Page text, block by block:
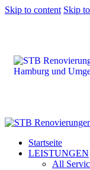
Skip to content Skip
Startseite
LEISTUNGEN
All